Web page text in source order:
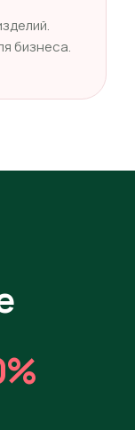
бизнеса.